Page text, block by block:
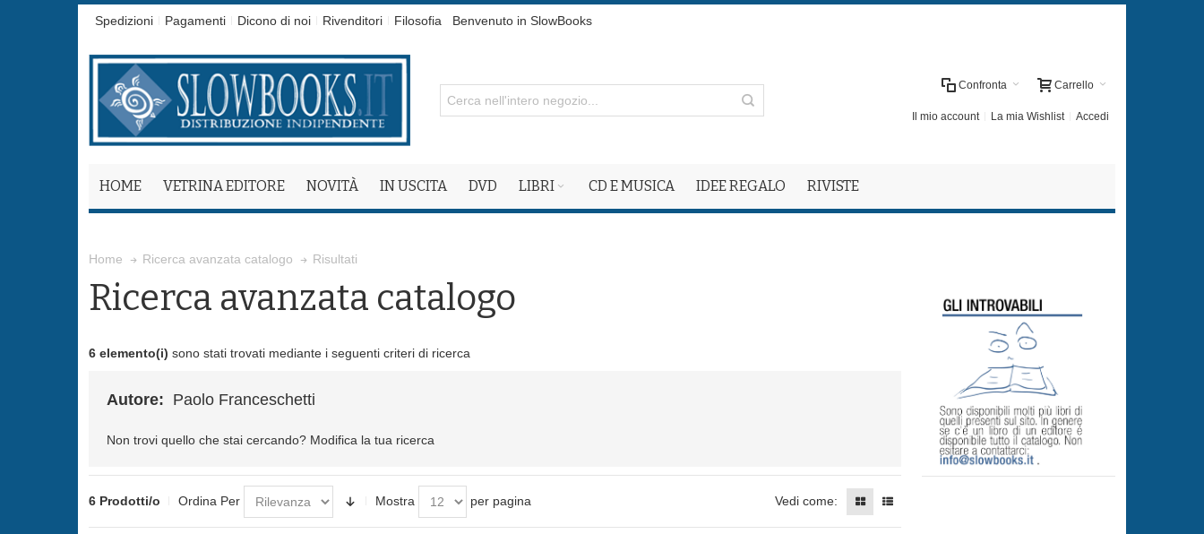
Spedizioni Pagamenti Dicono di noi Rivenditori Filosofia Benvenuto in SlowBooks
Carrello
Confronta
Il mio account La mia Wishlist Accedi
HOME VETRINA EDITORE NOVITÀ IN USCITA DVD LIBRI CD E MUSICA IDEE REGALO RIVISTE
Home Ricerca avanzata catalogo Risultati
Ricerca avanzata catalogo
6 elemento(i) sono stati trovati mediante i seguenti criteri di ricerca
Autore: Paolo Franceschetti
Non trovi quello che stai cercando? Modifica la tua ricerca
6 Prodotti/o Ordina Per Mostra per pagina Vedi come: